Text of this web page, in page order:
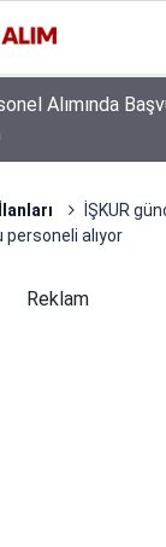
Alımında
İŞKUR
personeli alıyor
Reklam